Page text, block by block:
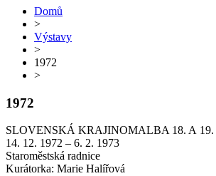
Domů
>
Výstavy
>
1972
>
1972
SLOVENSKÁ KRAJINOMALBA 18. A
14. 12. 1972 – 6. 2. 1973
Staroměstská radnice
Kurátorka: Marie Halířová